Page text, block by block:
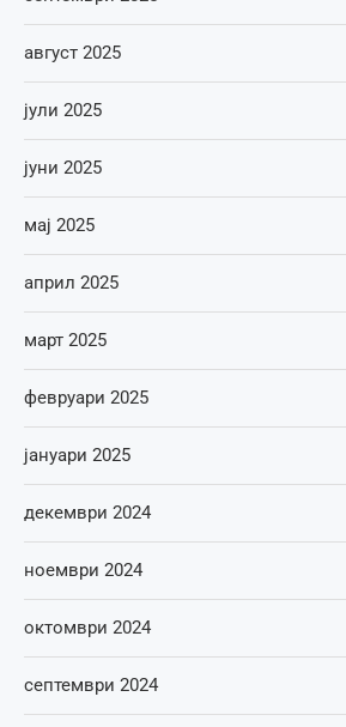
август 2025
јули 2025
јуни 2025
мај 2025
април 2025
март 2025
февруари 2025
јануари 2025
декември 2024
ноември 2024
октомври 2024
септември 2024